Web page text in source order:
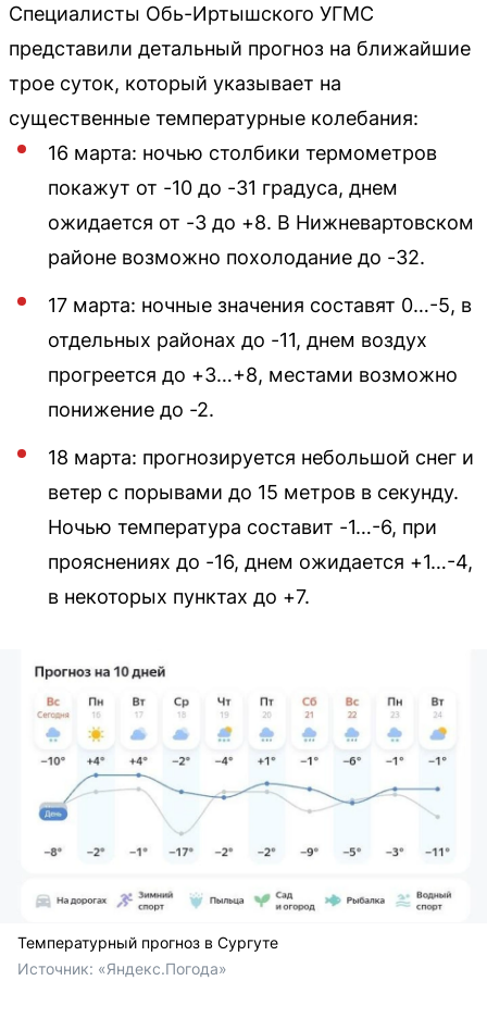
Специалисты Обь-Иртышского УГМС
представили детальный прогноз на ближайшие
трое суток, который указывает на
существенные температурные колебания:
16 марта: ночью столбики термометров
покажут от -10 до -31 градуса, днем
ожидается от -3 до +8. В Нижневартовском
районе возможно похолодание до -32.
17 марта: ночные значения составят 0…-5, в
отдельных районах до -11, днем воздух
прогреется до +3…+8, местами возможно
понижение до -2.
18 марта: прогнозируется небольшой снег и
ветер с порывами до 15 метров в секунду.
Ночью температура составит -1…-6, при
прояснениях до -16, днем ожидается +1…-4,
в некоторых пунктах до +7.
Температурный прогноз в Сургуте
Источник: «Яндекс.Погода»